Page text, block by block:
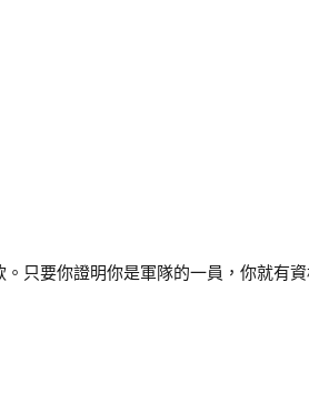
只要你證明你是軍隊的一員，你就有